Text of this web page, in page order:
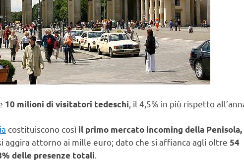
10 milioni di visitatori tedeschi , il 4,5% in più rispetto
costituiscono così il primo mercato incoming della Penisola,
aggira attorno ai mille euro; dato che si affianca agli oltre 54
delle presenze totali